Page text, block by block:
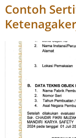
Contoh